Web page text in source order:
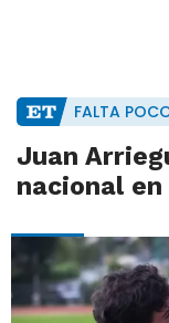
FALTA
Juan
nacional en